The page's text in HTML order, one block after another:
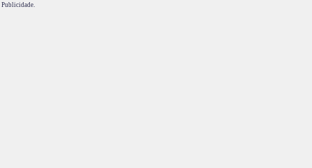
Publicidade.